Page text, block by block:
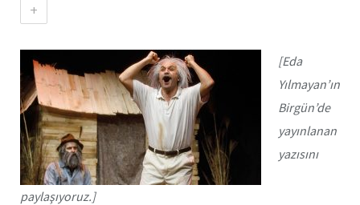
+
[Eda
Yılmayan’ın
Birgün’de
yayınlanan
yazısını
paylaşıyoruz.]